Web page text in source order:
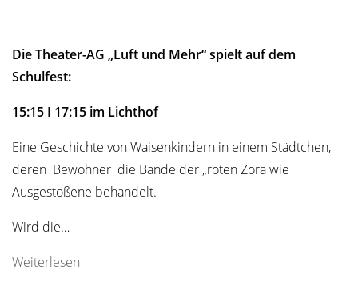
Die Theater-AG „Luft und Mehr“ spielt auf dem
Schulfest:
15:15 I 17:15 im Lichthof
Eine Geschichte von Waisenkindern in einem Städtchen,
deren Bewohner die Bande der „roten Zora wie
Ausgestoßene behandelt.
Wird die…
Weiterlesen